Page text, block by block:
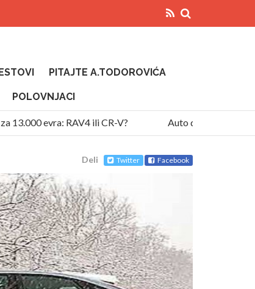
PITAJTE A.TODOROVIĆA
POLOVNJACI
evra: RAV4 ili CR-V? Auto diže temperaturu
Deli Twitter Facebook